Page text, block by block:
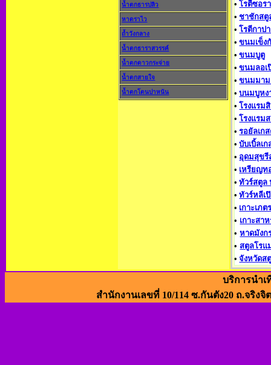
น้ำตกธารปลิว
หาดราไว
ถ้ำวังกลาง
น้ำตกธาราสวรรค์
น้ำตกดาวกระจ่าย
น้ำตกสายใจ
น้ำตกโตนปาหนัน
•โรตีซอร
• ชาชักสตู
•โรตีกาป
•ขนมเข็ง
•ขนมบูตู
•ขนมลอเ
•ขนมมา
•บนมบูหง
•โรงแรม
•โรงแรม
•รอยัลเก
•บับเบิ้ลเก
• อุดมสุขรี
• เหรียญท
•ทัวร์สตูล
•ทัวร์หลีเ
• เกาะเภ
• เกาะสา
• หาดมังก
• สตูลโรแ
•จังหวัดส
บริการนำเ
สำนักงานเลขที่ 10/114 ซ.กันตัง20 ถ.จริงจิ